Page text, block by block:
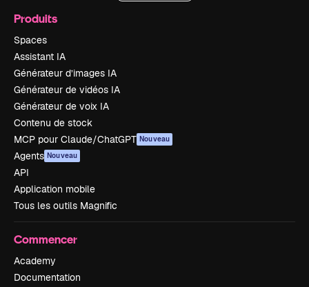
Produits
Spaces
Assistant IA
Générateur d’images IA
Générateur de vidéos IA
Générateur de voix IA
Contenu de stock
MCP pour Claude/ChatGPT Nouveau
Agents Nouveau
API
Application mobile
Tous les outils Magnific
Commencer
Academy
Documentation